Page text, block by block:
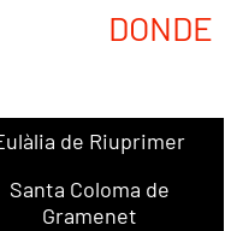
DONDE
de Riuprimer
Santa Coloma de
Gramenet